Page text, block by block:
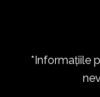
*Informațiile